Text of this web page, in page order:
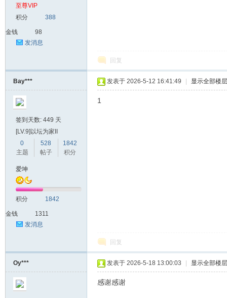
至尊VIP
积分
388
金钱
98
发消息
回复
Bay***
签到天数: 449 天
[LV.9]以坛为家II
0
主题
528
帖子
1842
积分
爱坤
积分 1842
金钱
1311
发消息
发表于 2026-5-12 16:41:49 显示全部楼层
1
回复
Oy*** 发表于 2026-5-18 13:00:03 显示全部楼层
感谢感谢